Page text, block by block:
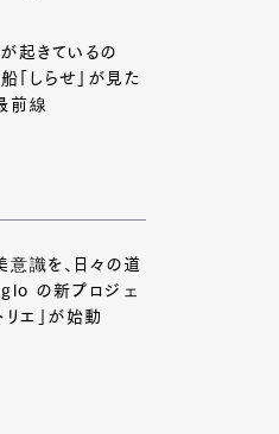
起きているの
「しらせ」が見た
前線
意識を、日々の道
glo の新プロジェ
リエ」が始動